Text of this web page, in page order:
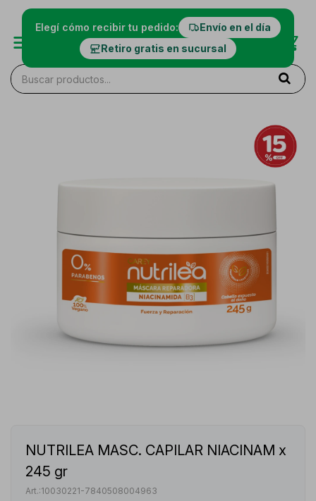
Elegí cómo recibir tu pedido:
Envío en el día
Retiro gratis en sucursal
NUTRILEA MASC. CAPILAR NIACINAM x
245 gr
10030221-7840508004963